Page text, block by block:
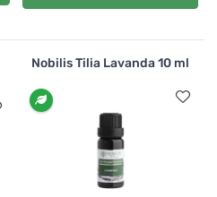
Nobilis Tilia Lavanda 10 ml